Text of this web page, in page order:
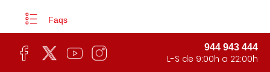
Faqs
944 943 444
L-S de 9:00h a 22:00h